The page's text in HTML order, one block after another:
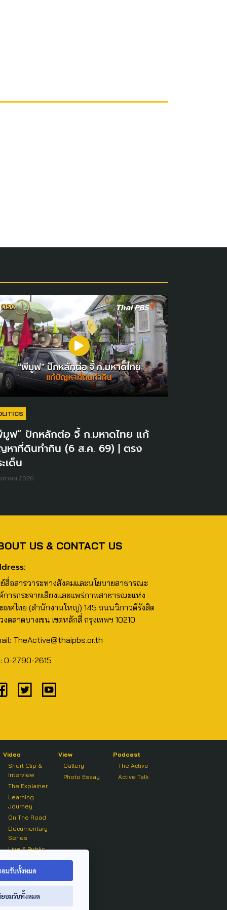
ฟ” ปักหลักต่อ จี้ ก.มหาดไทย แก้
หาที่ดินทำกิน (6 ส.ค. 69) | ตรง
เด็น
หาคม 2026
US & CONTACT US
สื่อสารวาระทางสังคมและนโยบายสาธารณะ
การกระจายเสียงและแพร่ภาพสาธารณะแห่ง
เทศไทย (สำนักงานใหญ่) 145 ถนนวิภาวดีรังสิต
งตลาดบางเขน เขตหลักสี่ กรุงเทพฯ 10210
TheActive@thaipbs.or.th
0-2790-2615
Video
Short Clip &
Interview
The Explainer
Learning
Journey
On The Road
Documentary
Series
Live & Public
On air Clip
View
Gallery
Photo Essay
Podcast
The Active
Active Talk
อมรับทั้งหมด
ยอมรับทั้งหมด